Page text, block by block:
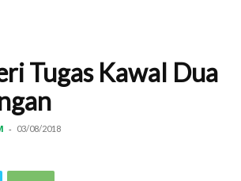
Tugas Kawal Dua
- 03/08/2018